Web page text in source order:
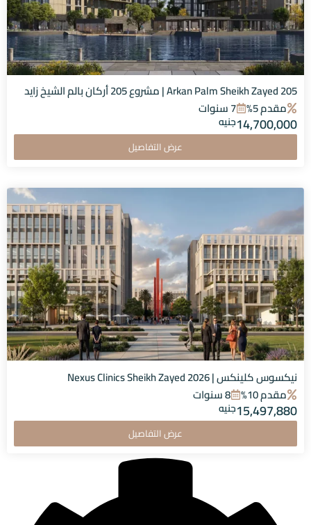
205 Arkan Palm Sheikh Zayed | مشروع 205 أركان بالم الشيخ زايد
مقدم 5%
7 سنوات
14,700,000جنيه
عرض التفاصيل
نيكسوس كلينكس | Nexus Clinics Sheikh Zayed 2026
مقدم 10%
8 سنوات
15,497,880جنيه
عرض التفاصيل